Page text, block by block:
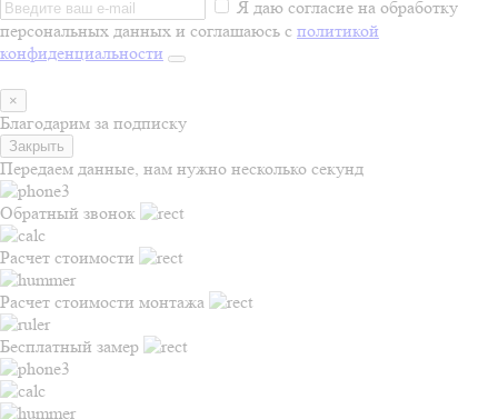
Я даю согласие на обработку
персональных данных и соглашаюсь с политикой
конфиденциальности
×
Благодарим за подписку
Закрыть
Передаем данные, нам нужно несколько секунд
Обратный звонок
Расчет стоимости
Расчет стоимости монтажа
Бесплатный замер